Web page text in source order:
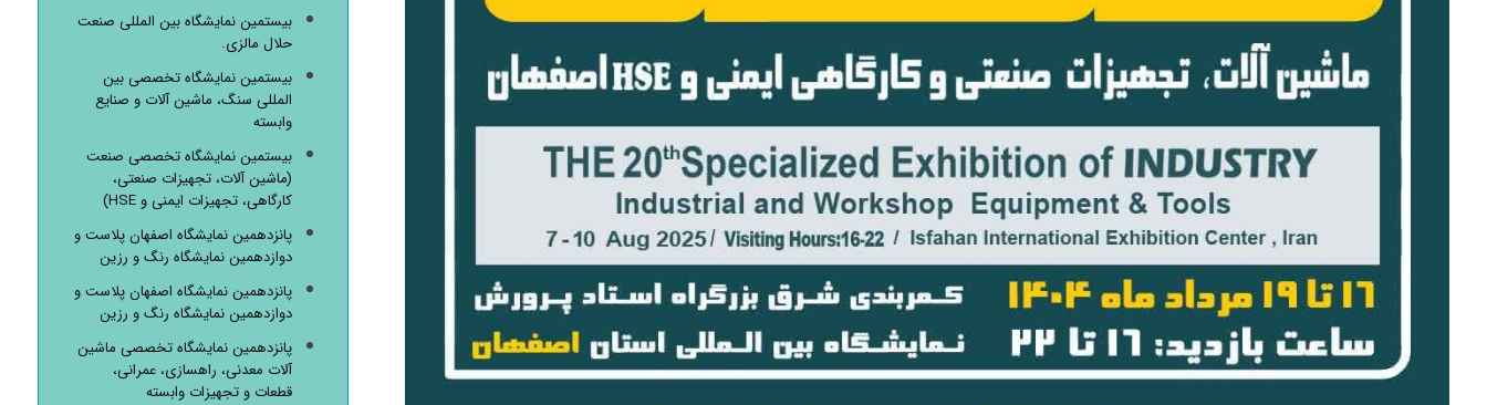
بیستمین نمایشگاه بین المللی صنعت
حلال مالزی.
بیستمین نمایشگاه تخصصی بین
المللی سنگ، ماشین آلات و صنایع
وابسته
بیستمین نمایشگاه تخصصی صنعت
(ماشین آلات، تجهیزات صنعتی،
کارگاهی، تجهیزات ایمنی و HSE)
پانزدهمین نمایشگاه اصفهان پلاست و
دوازدهمین نمایشگاه رنگ و رزین
پانزدهمین نمایشگاه اصفهان پلاست و
دوازدهمین نمایشگاه رنگ و رزین
پانزدهمین نمایشگاه تخصصی ماشین
آلات معدنی، راهسازی، عمرانی،
قطعات و تجهیزات وابسته